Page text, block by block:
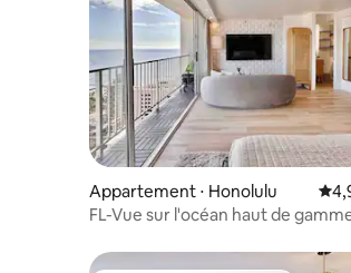
Appartement ⋅ Honolulu
FL-Vue sur l'océan haut de